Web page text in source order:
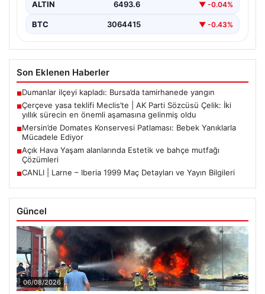
ALTIN 6493.6 ▼ -0.04%
BTC 3064415 ▼ -0.43%
Son Eklenen Haberler
■Dumanlar ilçeyi kapladı: Bursa’da tamirhanede yangın
■Çerçeve yasa teklifi Meclis’te | AK Parti Sözcüsü Çelik: İki
yıllık sürecin en önemli aşamasına gelinmiş oldu
■Mersin’de Domates Konservesi Patlaması: Bebek Yanıklarla
Mücadele Ediyor
■Açık Hava Yaşam alanlarında Estetik ve bahçe mutfağı
Çözümleri
■CANLI | Larne – Iberia 1999 Maç Detayları ve Yayın Bilgileri
Güncel
06/08/2026